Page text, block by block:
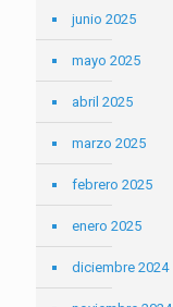
junio 2025
mayo 2025
abril 2025
marzo 2025
febrero 2025
enero 2025
diciembre 2024